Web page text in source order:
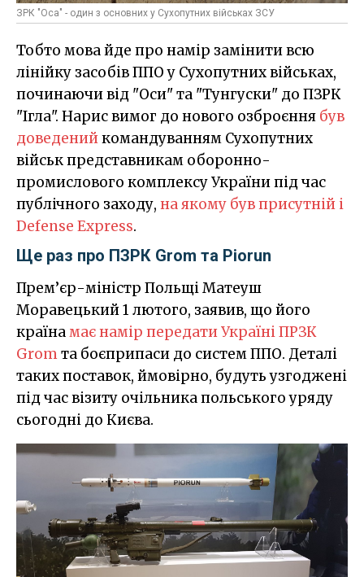
ЗРК "Оса" - один з основних у Сухопутних військах ЗСУ
Тобто мова йде про намір замінити всю
лінійку засобів ППО у Сухопутних військах,
починаючи від "Оси" та "Тунгуски" до ПЗРК
"Ігла". Нарис вимог до нового озброєння був
доведенийкомандуванням Сухопутних
військ представникам оборонно-
промислового комплексу України під час
публічного заходу, на якому був присутній і
Defense Express.
Ще раз про ПЗРК Grom та Piorun
Прем’єр-міністр Польщі Матеуш
Моравецький 1 лютого, заявив, що його
країнамає намір передати Україні ПРЗК
Gromта боєприпаси до систем ППО. Деталі
таких поставок, ймовірно, будуть узгоджені
під час візиту очільника польського уряду
сьогодні до Києва.